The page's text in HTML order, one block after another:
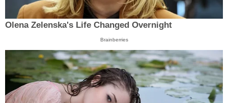
Olena Zelenska's Life Changed Overnight
Brainberries